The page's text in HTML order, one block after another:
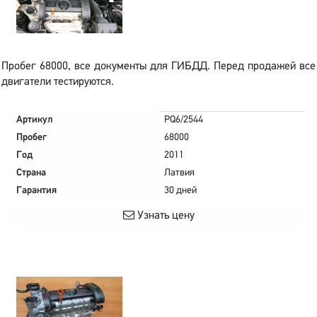
Пробег 68000, все документы для ГИБДД. Перед продажей все
двигатели тестируются.
Артикул
PQ6/2544
Пробег
68000
Год
2011
Страна
Латвия
Гарантия
30 дней
Узнать цену